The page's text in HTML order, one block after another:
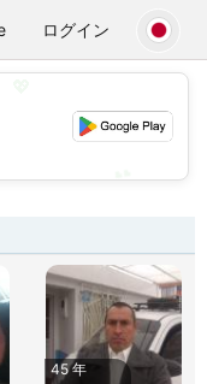
ログイン
45 年